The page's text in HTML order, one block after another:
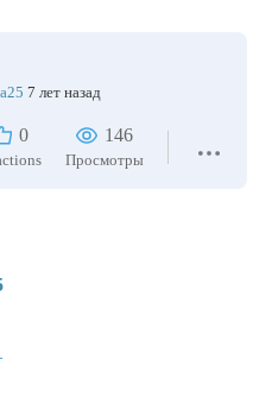
7 лет назад
0 146
Просмотры